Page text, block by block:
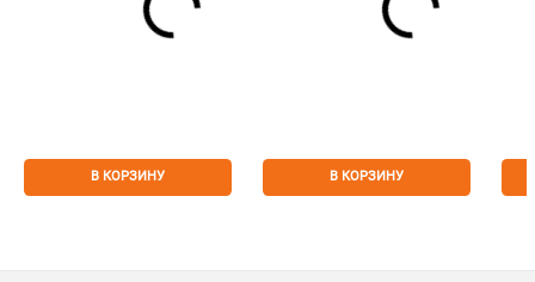
В КОРЗИНУ В КОРЗИНУ